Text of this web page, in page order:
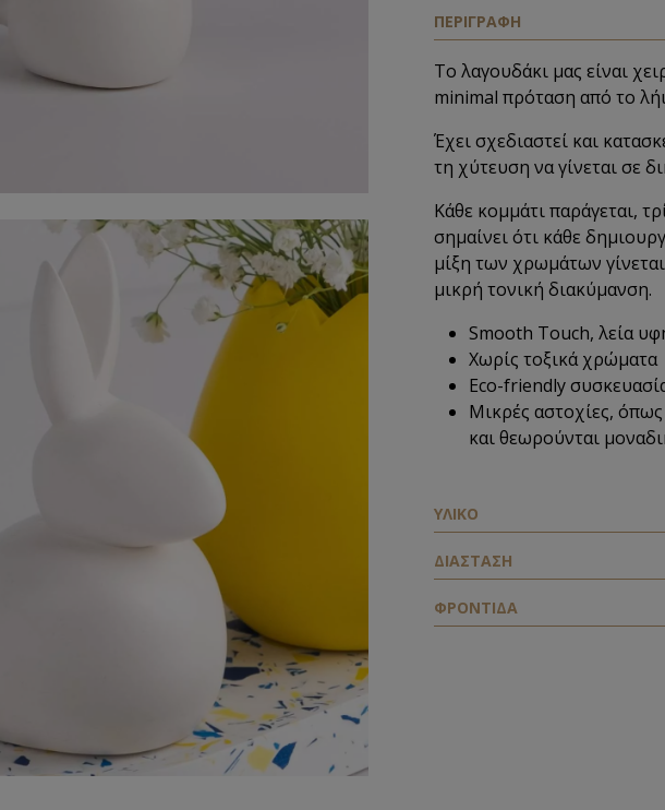
ΠΕΡΙΓΡΑΦΗ
Το λαγουδάκι μας είναι
minimal πρόταση από το
Έχει σχεδιαστεί και
τη χύτευση να γίνεται σε
Κάθε κομμάτι παράγεται,
σημαίνει ότι κάθε
μίξη των χρωμάτων
μικρή τονική διακύμανση.
Smooth Touch, λεία
Χωρίς τοξικά χρώματα
Eco-friendly
Μικρές αστοχίες,
και θεωρούνται
ΥΛΙΚΟ
ΔΙΑΣΤΑΣΗ
ΦΡΟΝΤΙΔΑ